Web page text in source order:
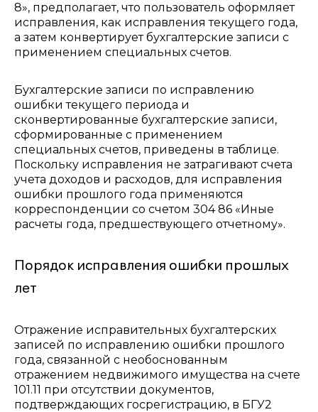
8», предполагает, что пользователь оформляет
исправления, как исправления текущего года,
а затем конвертирует бухгалтерские записи с
применением специальных счетов.
Бухгалтерские записи по исправлению
ошибки текущего периода и
сконвертированные бухгалтерские записи,
сформированные с применением
специальных счетов, приведены в таблице.
Поскольку исправления не затрагивают счета
учета доходов и расходов, для исправления
ошибки прошлого года применяются
корреспонденции со счетом 304 86 «Иные
расчеты года, предшествующего отчетному».
Порядок исправления ошибки прошлых
лет
Отражение исправительных бухгалтерских
записей по исправлению ошибки прошлого
года, связанной с необоснованным
отражением недвижимого имущества на счете
101.11 при отсутствии документов,
подтверждающих госрегистрацию, в БГУ2